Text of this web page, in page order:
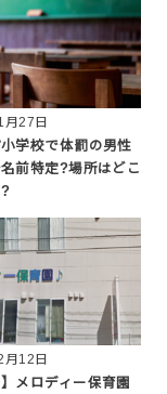
27日
学校で体罰の男性
前特定?場所はどこ
月12日
】メロディー保育園